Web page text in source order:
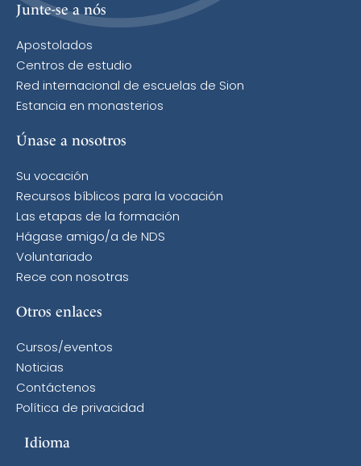
Junte-se a nós
Apostolados
Centros de estudio
Red internacional de escuelas de Sion
Estancia en monasterios
Únase a nosotros
Su vocación
Recursos bíblicos para la vocación
Las etapas de la formación
Hágase amigo/a de NDS
Voluntariado
Rece con nosotras
Otros enlaces
Cursos/eventos
Noticias
Contáctenos
Política de privacidad
Idioma